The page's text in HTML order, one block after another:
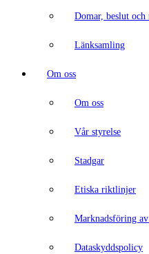
Domar, beslut och
Länksamling
Om oss
Om oss
Vår styrelse
Stadgar
Etiska riktlinjer
Marknadsföring
Dataskyddspolicy